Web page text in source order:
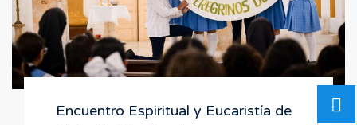
Encuentro Espiritual y Eucaristía de